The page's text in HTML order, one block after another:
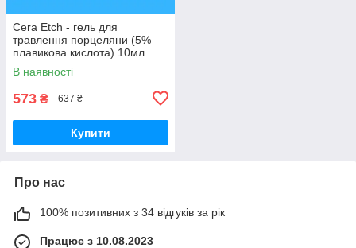
Cera Etch - гель для
травлення порцеляни (5%
плавикова кислота) 10мл
В наявності
573 ₴ 637 ₴
Купити
Про нас
100% позитивних з 34 відгуків за рік
Працює з 10.08.2023